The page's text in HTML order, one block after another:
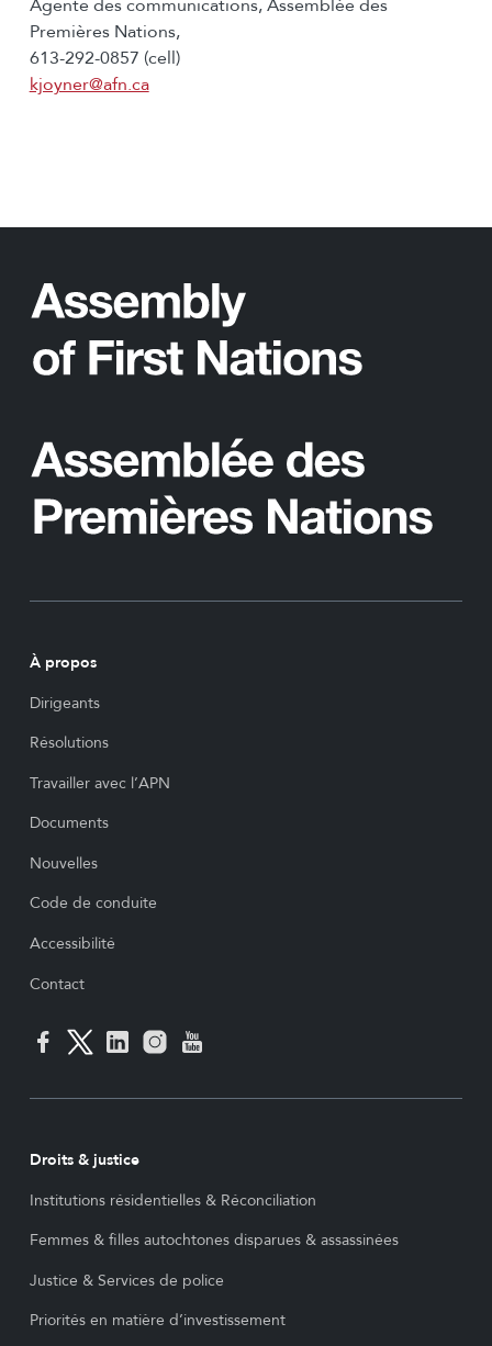
Agente des communications, Assemblée des
Premières Nations,
613-292-0857 (cell)
kjoyner@afn.ca
À propos
Dirigeants
Résolutions
Travailler avec l’APN
Documents
Nouvelles
Code de conduite
Accessibilité
Contact
Droits & justice
Institutions résidentielles & Réconciliation
Femmes & filles autochtones disparues & assassinées
Justice & Services de police
Priorités en matière d’investissement